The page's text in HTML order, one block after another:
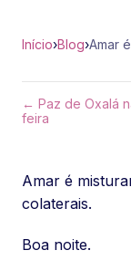
Início›Blog›Amar é
← Paz de Oxalá
feira
Amar é
colaterais.
Boa noite.